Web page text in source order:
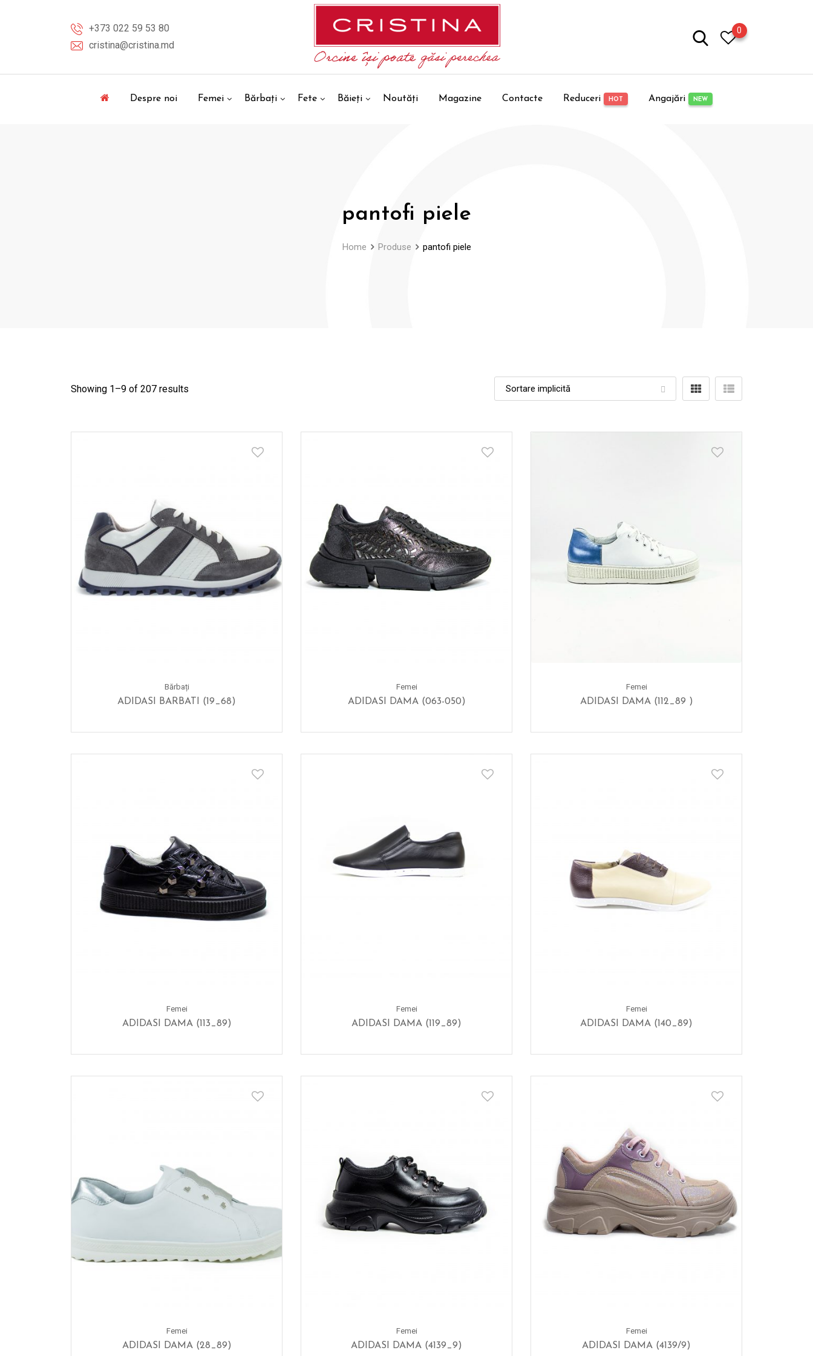
+373 022 59 53 80
cristina@cristina.md
0
Despre noi Femei Bărbați Fete Băieți Noutăți Magazine Contacte Reduceri HOT Angajări NEW
pantofi piele
Home Produse pantofi piele
Showing 1–9 of 207 results
Bărbați
ADIDASI BARBATI (19_68)
Femei
ADIDASI DAMA (063-050)
Femei
ADIDASI DAMA (112_89 )
Femei
ADIDASI DAMA (113_89)
Femei
ADIDASI DAMA (119_89)
Femei
ADIDASI DAMA (140_89)
Femei
ADIDASI DAMA (28_89)
Femei
ADIDASI DAMA (4139_9)
Femei
ADIDASI DAMA (4139/9)